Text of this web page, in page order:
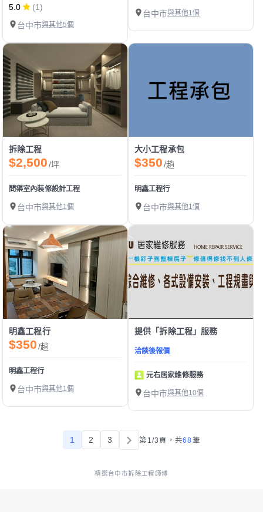
5.0
(1)
台中市與其他5個
台中市與其他1個
拆除工程
$2,500/坪
問渠室內裝修設計工程
台中市與其他1個
大小工程承包
$350/趟
明鑫工程行
台中市與其他1個
明鑫工程行
$350/趟
明鑫工程行
台中市與其他1個
提供「拆除工程」服務
洽談後報價
元右居家維修服務
台中市與其他10個
1 2 3 第1/3頁， 共68筆
精選台中市拆除工程師傅